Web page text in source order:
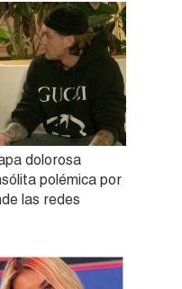
dolorosa
polémica por
las redes